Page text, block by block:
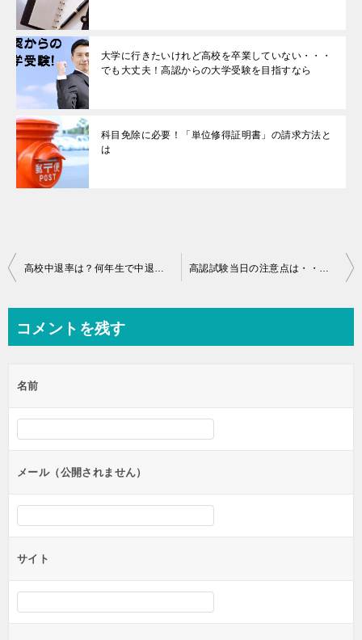
大学に行きたいけれど高校を卒業していない・・・
でも大丈夫！高認からの大学受験を目指すなら
科目免除に必要！「単位修得証明書」の請求方法と
は
投
ビ
ー
シ
ン
高校中退率は？何年生で中退する人が多い？ 高認試験当日の注意点は・・・「行くこと！」
コメントを残す
名前
メール（公開されません）
サイト